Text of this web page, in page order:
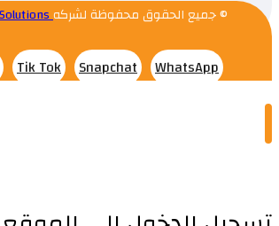
© جميع الحقوق محفوظة لشركهComma Creative Solutions
Tik Tok Snapchat WhatsApp